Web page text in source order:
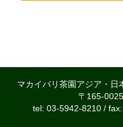
マカイバリ茶園アジア・
〒165-
tel: 03-5942-8210 /